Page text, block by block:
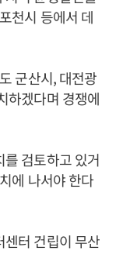
천시 등에서 데
군산시, 대전광
하겠다며 경쟁에
검토하고 있거
에 나서야 한다
센터 건립이 무산